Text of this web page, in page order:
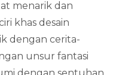
menarik dan
khas desain
dengan cerita-
unsur fantasi